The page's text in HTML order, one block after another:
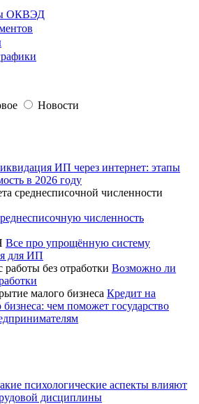
ОКВЭД
Новости
ИП через интернет: этапы
в 2026 году
численность
Все про упрощённую систему
для ИП
Возможно ли
Кредит на
чем поможет государство
психологические аспекты влияют
дисциплины